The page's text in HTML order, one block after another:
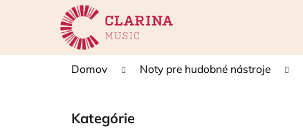
Domov Noty pre hudobné nástroje
Preskočiť
kategórie
Kategórie
í
Späť
do
Späť
do